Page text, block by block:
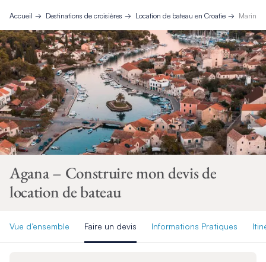
Accueil Destinations de croisières Location de bateau en Croatie Marina
Agana – Construire mon devis de
location de bateau
Vue d’ensemble Faire un devis Informations Pratiques